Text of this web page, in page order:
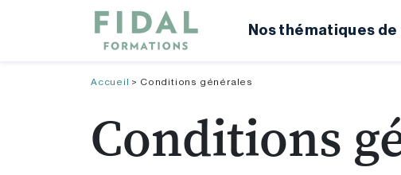
Nos thématiques
Accueil > Conditions générales
Conditions